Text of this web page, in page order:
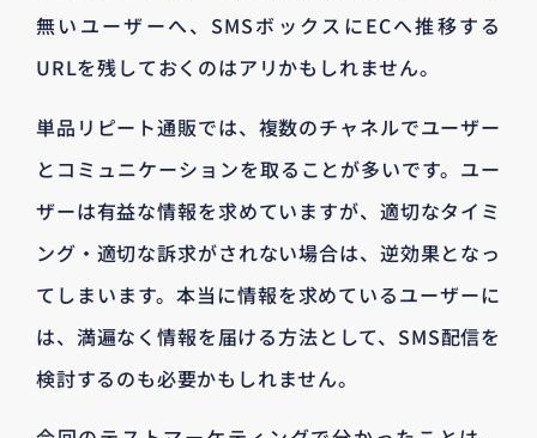
無いユーザーへ、SMSボックスにECへ推移する
URLを残しておくのはアリかもしれません。
単品リピート通販では、複数のチャネルでユーザー
とコミュニケーションを取ることが多いです。ユー
ザーは有益な情報を求めていますが、適切なタイミ
ング・適切な訴求がされない場合は、逆効果となっ
てしまいます。本当に情報を求めているユーザーに
は、満遍なく情報を届ける方法として、SMS配信を
検討するのも必要かもしれません。